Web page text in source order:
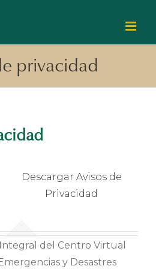
privacidad
Descargar Avisos de
Privacidad
del Centro Virtual
y Desastres